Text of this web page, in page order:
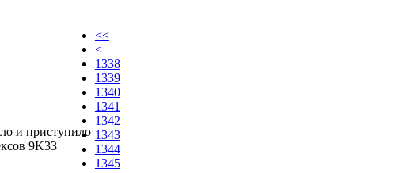
и приступило
9K33
<<
<
1338
1339
1340
1341
1342
1343
1344
1345